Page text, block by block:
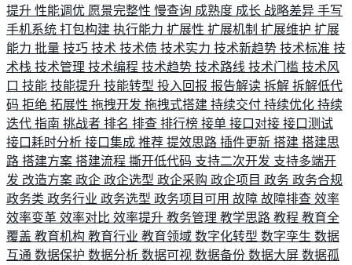
提升 性能调优 愿景完整性 慢查询 成熟度 成长 战略差异 手写
手机系统 打包构建 执行能力 扩展性 扩展机制 扩展维护 扩展
能力 批量 技巧 技术 技术债 技术实力 技术新趋势 技术标准 技
术栈 技术管理 技术编程 技术趋势 技术路线 技术门槛 技术风
口 技能 技能提升 技能转型 投入回报 报告解读 拆解 拆解低代
码 拒绝 拓展性 拖拽开发 拖拽式搭建 持续交付 持续优化 持续
迭代 指南 挑战者 排名 排查 排行榜 接单 接口对接 接口测试
接口耗时分析 接口集成 推荐 提效思路 插件更新 搭建 搭建思
路 搭建方案 搭建流程 撕开低代码 支持二次开发 支持多端开
发 改造方案 政企 政企选型 政企采购 政企项目 政务 政务合规
政务类 政务行业 政务选型 政务项目可用 故障 故障排查 效率
效率变革 效率对比 效率提升 教务管理 教学思路 教程 教育全
覆盖 教育机构 教育行业 教育领域 数字化转型 数字孪生 数据
互通 数据保护 数据分析 数据可视 数据备份 数据大屏 数据孤